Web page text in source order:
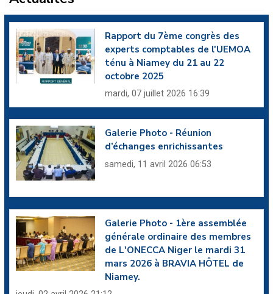
Rapport du 7ème congrès des
experts comptables de l'UEMOA
ténu à Niamey du 21 au 22
octobre 2025
mardi, 07 juillet 2026 16:39
Galerie Photo - Réunion
d’échanges enrichissantes
samedi, 11 avril 2026 06:53
Galerie Photo - 1ère assemblée
générale ordinaire des membres
de L'ONECCA Niger le mardi 31
mars 2026 à BRAVIA HÔTEL de
Niamey.